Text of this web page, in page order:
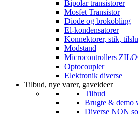
Bipolar transistorer
Mosfet Transistor
Diode og brokobling
El-kondensatorer
Konnektorer, stik,
Modstand
Microcontrollers
Optocoupler
Elektronik diverse
Tilbud, nye varer, gaveideer
Tilbud
Brugte & demo
Diverse NON